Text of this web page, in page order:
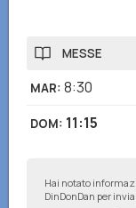
MESSE
MAR: 8:30
DOM: 11:15
Hai notato
DinDonDan per